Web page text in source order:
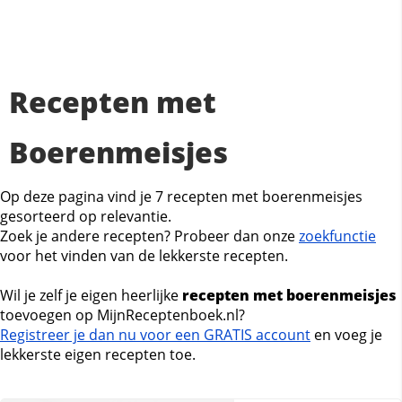
Recepten met
Boerenmeisjes
Op deze pagina vind je 7 recepten met boerenmeisjes
gesorteerd op relevantie.
Zoek je andere recepten? Probeer dan onzezoekfunctie
voor het vinden van de lekkerste recepten.
Wil je zelf je eigen heerlijke recepten met boerenmeisjes
toevoegen op MijnReceptenboek.nl?
Registreer je dan nu voor een GRATIS account en voeg je
lekkerste eigen recepten toe.